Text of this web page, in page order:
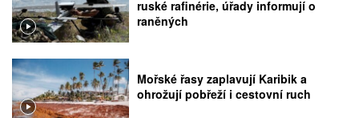
ruské rafinérie, úřady informují o
raněných
Mořské řasy zaplavují Karibik a
ohrožují pobřeží i cestovní ruch